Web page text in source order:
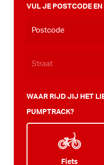
MM
JJJJ
VUL JE POSTCODE EN
WAAR RIJD JIJ HET
PUMPTRACK?
Fiets